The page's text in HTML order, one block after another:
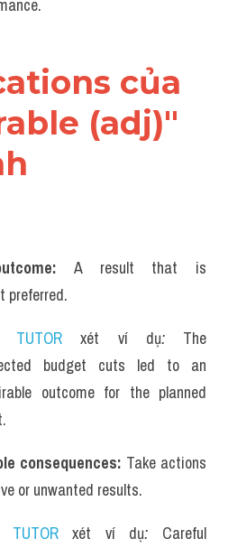
của
(adj)"
A result that is
preferred.
TUTOR xét ví dụ: The
budget cuts led to an
outcome for the planned
consequences: Take actions
or unwanted results.
TUTOR xét ví dụ: Careful